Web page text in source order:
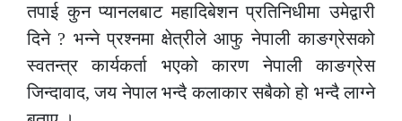
तपाई कुन प्यानलबाट महादिबेशन प्रतिनिधीमा उमेद्वारी
दिने ? भन्ने प्रश्नमा क्षेत्रीले आफु नेपाली काङग्रेसको
स्वतन्त्र कार्यकर्ता भएको कारण नेपाली काङग्रेस
जिन्दावाद, जय नेपाल भन्दै कलाकार सबैको हो भन्दै लाग्ने